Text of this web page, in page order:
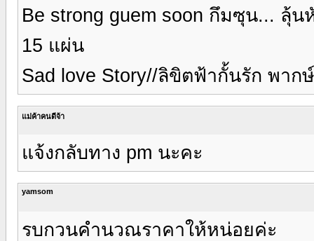
Be strong guem soon กึมซุน... ลุ้น
15 แผ่น
Sad love Story//ลิขิตฟ้ากั้นรัก พาก
แม่ค้าคนดีจ้า
แจ้งกลับทาง pm นะคะ
yamsom
รบกวนคำนวณราคาให้หน่อยค่ะ